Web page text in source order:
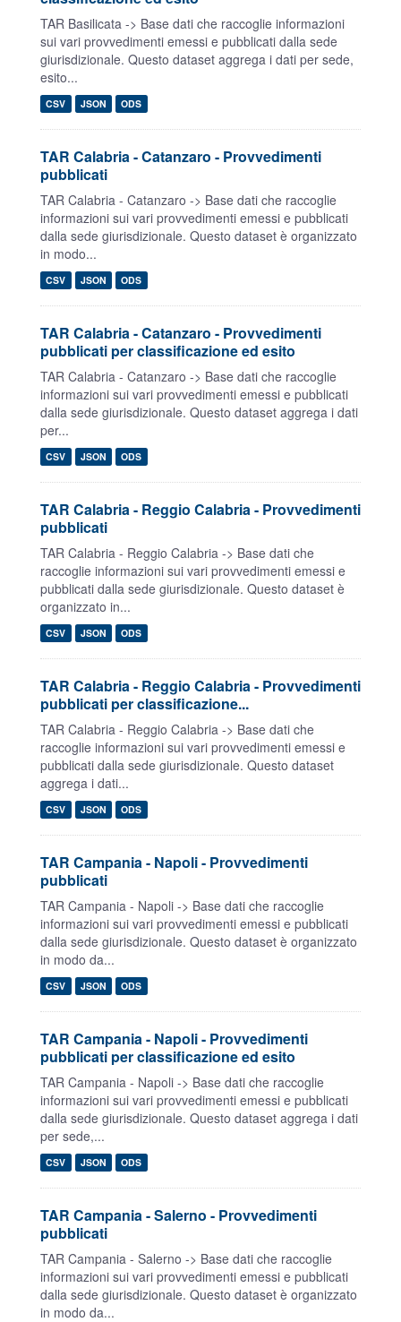
TAR Basilicata -> Base dati che raccoglie informazioni
sui vari provvedimenti emessi e pubblicati dalla sede
giurisdizionale. Questo dataset aggrega i dati per sede,
esito...
CSV JSON ODS
TAR Calabria - Catanzaro - Provvedimenti
pubblicati
TAR Calabria - Catanzaro -> Base dati che raccoglie
informazioni sui vari provvedimenti emessi e pubblicati
dalla sede giurisdizionale. Questo dataset è organizzato
in modo...
CSV JSON ODS
TAR Calabria - Catanzaro - Provvedimenti
pubblicati per classificazione ed esito
TAR Calabria - Catanzaro -> Base dati che raccoglie
informazioni sui vari provvedimenti emessi e pubblicati
dalla sede giurisdizionale. Questo dataset aggrega i dati
per...
CSV JSON ODS
TAR Calabria - Reggio Calabria - Provvedimenti
pubblicati
TAR Calabria - Reggio Calabria -> Base dati che
raccoglie informazioni sui vari provvedimenti emessi e
pubblicati dalla sede giurisdizionale. Questo dataset è
organizzato in...
CSV JSON ODS
TAR Calabria - Reggio Calabria - Provvedimenti
pubblicati per classificazione...
TAR Calabria - Reggio Calabria -> Base dati che
raccoglie informazioni sui vari provvedimenti emessi e
pubblicati dalla sede giurisdizionale. Questo dataset
aggrega i dati...
CSV JSON ODS
TAR Campania - Napoli - Provvedimenti
pubblicati
TAR Campania - Napoli -> Base dati che raccoglie
informazioni sui vari provvedimenti emessi e pubblicati
dalla sede giurisdizionale. Questo dataset è organizzato
in modo da...
CSV JSON ODS
TAR Campania - Napoli - Provvedimenti
pubblicati per classificazione ed esito
TAR Campania - Napoli -> Base dati che raccoglie
informazioni sui vari provvedimenti emessi e pubblicati
dalla sede giurisdizionale. Questo dataset aggrega i dati
per sede,...
CSV JSON ODS
TAR Campania - Salerno - Provvedimenti
pubblicati
TAR Campania - Salerno -> Base dati che raccoglie
informazioni sui vari provvedimenti emessi e pubblicati
dalla sede giurisdizionale. Questo dataset è organizzato
in modo da...